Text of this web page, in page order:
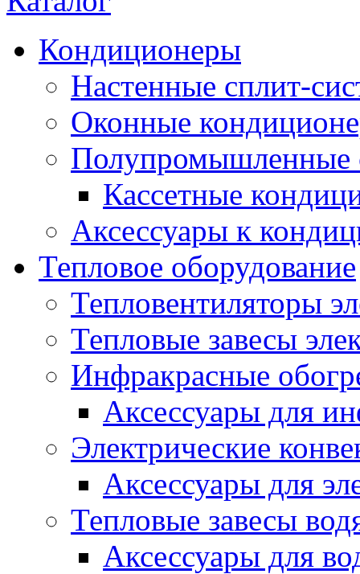
Кондиционеры
Настенные сплит-
Оконные
Полупромышленные
Кассетные
Аксессуары к
Тепловое оборудование
Тепловентиляторы
Тепловые завесы
Инфракрасные
Аксессуары для
Электрические
Аксессуары для
Тепловые завесы
Аксессуары для